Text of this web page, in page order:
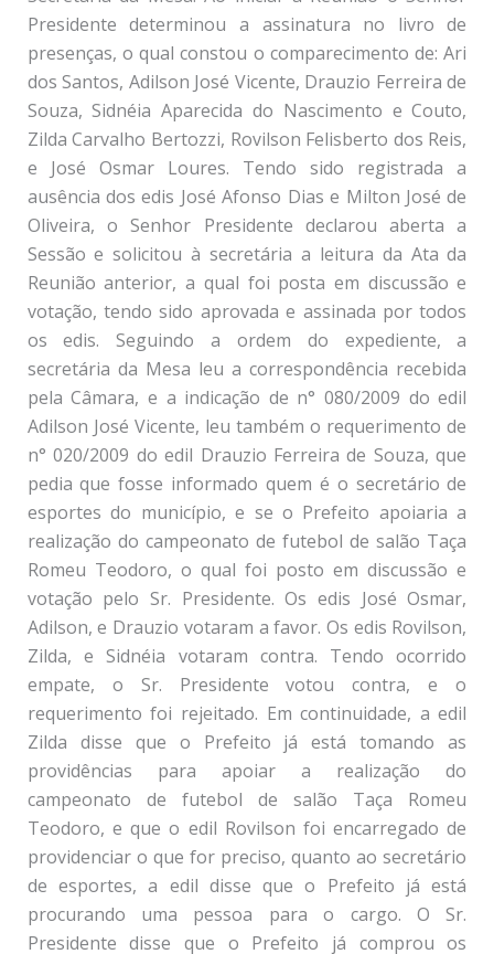
Presidente determinou a assinatura no livro de
presenças, o qual constou o comparecimento de: Ari
dos Santos, Adilson José Vicente, Drauzio Ferreira de
Souza, Sidnéia Aparecida do Nascimento e Couto,
Zilda Carvalho Bertozzi, Rovilson Felisberto dos Reis,
e José Osmar Loures. Tendo sido registrada a
ausência dos edis José Afonso Dias e Milton José de
Oliveira, o Senhor Presidente declarou aberta a
Sessão e solicitou à secretária a leitura da Ata da
Reunião anterior, a qual foi posta em discussão e
votação, tendo sido aprovada e assinada por todos
os edis. Seguindo a ordem do expediente, a
secretária da Mesa leu a correspondência recebida
pela Câmara, e a indicação de n° 080/2009 do edil
Adilson José Vicente, leu também o requerimento de
n° 020/2009 do edil Drauzio Ferreira de Souza, que
pedia que fosse informado quem é o secretário de
esportes do município, e se o Prefeito apoiaria a
realização do campeonato de futebol de salão Taça
Romeu Teodoro, o qual foi posto em discussão e
votação pelo Sr. Presidente. Os edis José Osmar,
Adilson, e Drauzio votaram a favor. Os edis Rovilson,
Zilda, e Sidnéia votaram contra. Tendo ocorrido
empate, o Sr. Presidente votou contra, e o
requerimento foi rejeitado. Em continuidade, a edil
Zilda disse que o Prefeito já está tomando as
providências para apoiar a realização do
campeonato de futebol de salão Taça Romeu
Teodoro, e que o edil Rovilson foi encarregado de
providenciar o que for preciso, quanto ao secretário
de esportes, a edil disse que o Prefeito já está
procurando uma pessoa para o cargo. O Sr.
Presidente disse que o Prefeito já comprou os